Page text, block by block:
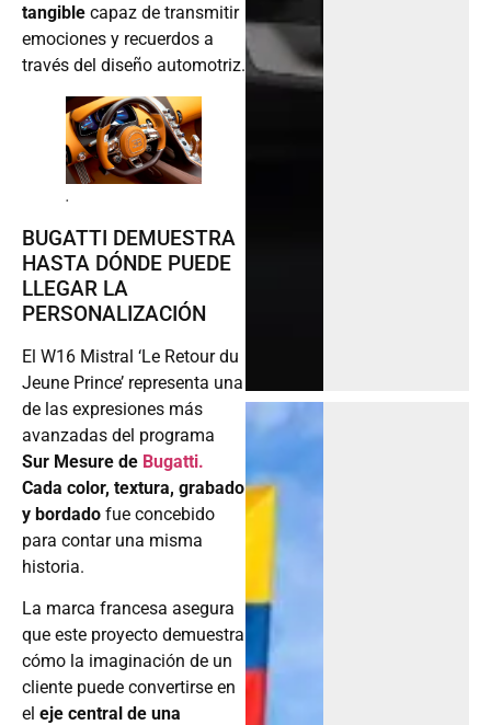
tangible capaz de transmitir
emociones y recuerdos a
través del diseño automotriz.
.
BUGATTI DEMUESTRA
HASTA DÓNDE PUEDE
LLEGAR LA
PERSONALIZACIÓN
El W16 Mistral ‘Le Retour du
Jeune Prince’ representa una
de las expresiones más
avanzadas del programa
Sur Mesure de Bugatti.
Cada color, textura, grabado
y bordado fue concebido
para contar una misma
historia.
La marca francesa asegura
que este proyecto demuestra
cómo la imaginación de un
cliente puede convertirse en
el eje central de una